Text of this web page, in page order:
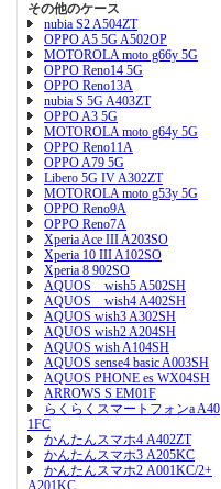
その他のケース
nubia S2 A504ZT
OPPO A5 5G A502OP
MOTOROLA moto g66y 5G
OPPO Reno14 5G
OPPO Reno13A
nubia S 5G A403ZT
OPPO A3 5G
MOTOROLA moto g64y 5G
OPPO Reno11A
OPPO A79 5G
Libero 5G IV A302ZT
MOTOROLA moto g53y 5G
OPPO Reno9A
OPPO Reno7A
Xperia Ace III A203SO
Xperia 10 III A102SO
Xperia 8 902SO
AQUOS wish5 A502SH
AQUOS wish4 A402SH
AQUOS wish3 A302SH
AQUOS wish2 A204SH
AQUOS wish A104SH
AQUOS sense4 basic A003SH
AQUOS PHONE es WX04SH
ARROWS S EM01F
らくらくスマートフォンa A40
1FC
かんたんスマホ4 A402ZT
かんたんスマホ3 A205KC
かんたんスマホ2 A001KC/2+
A201KC